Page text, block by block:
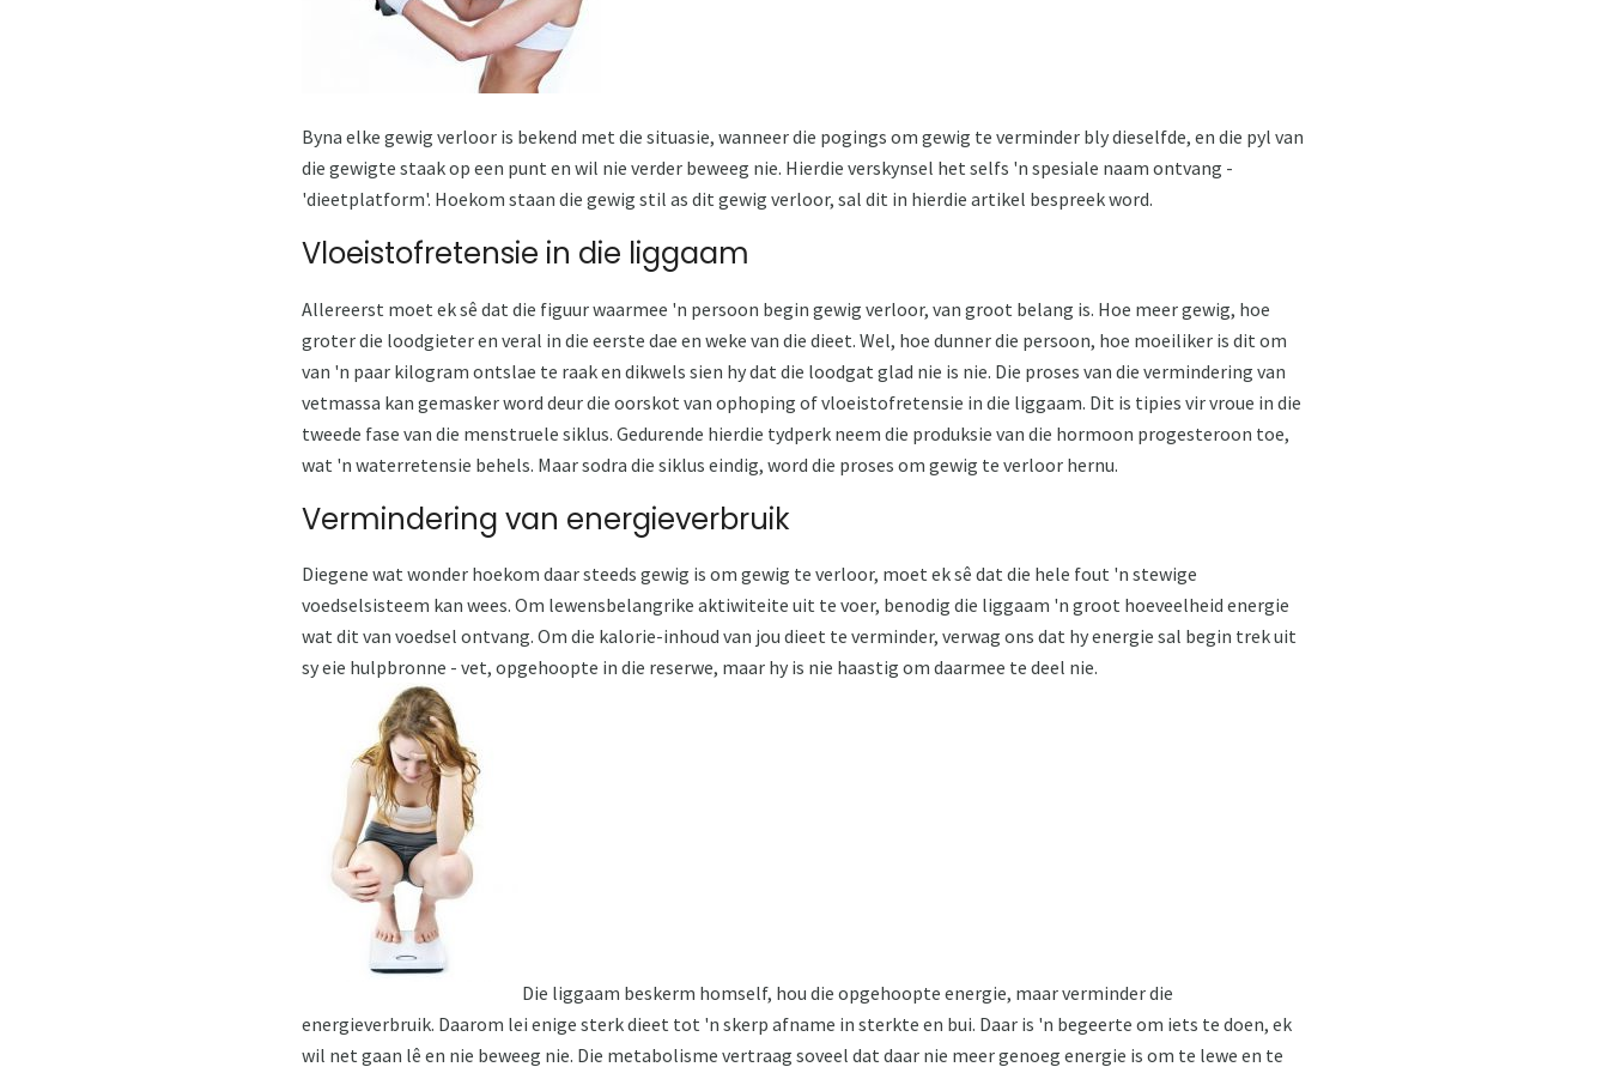
Byna elke gewig verloor is bekend met die situasie, wanneer die pogings om gewig te verminder bly dieselfde, en die pyl van
die gewigte staak op een punt en wil nie verder beweeg nie. Hierdie verskynsel het selfs 'n spesiale naam ontvang -
'dieetplatform'. Hoekom staan ​​die gewig stil as dit gewig verloor, sal dit in hierdie artikel bespreek word.
Vloeistofretensie in die liggaam
Allereerst moet ek sê dat die figuur waarmee 'n persoon begin gewig verloor, van groot belang is. Hoe meer gewig, hoe
groter die loodgieter en veral in die eerste dae en weke van die dieet. Wel, hoe dunner die persoon, hoe moeiliker is dit om
van 'n paar kilogram ontslae te raak en dikwels sien hy dat die loodgat glad nie is nie. Die proses van die vermindering van
vetmassa kan gemasker word deur die oorskot van ophoping of vloeistofretensie in die liggaam. Dit is tipies vir vroue in die
tweede fase van die menstruele siklus. Gedurende hierdie tydperk neem die produksie van die hormoon progesteroon toe,
wat 'n waterretensie behels. Maar sodra die siklus eindig, word die proses om gewig te verloor hernu.
Vermindering van energieverbruik
Diegene wat wonder hoekom daar steeds gewig is om gewig te verloor, moet ek sê dat die hele fout 'n stewige
voedselsisteem kan wees. Om lewensbelangrike aktiwiteite uit te voer, benodig die liggaam 'n groot hoeveelheid energie
wat dit van voedsel ontvang. Om die kalorie-inhoud van jou dieet te verminder, verwag ons dat hy energie sal begin trek uit
sy eie hulpbronne - vet, opgehoopte in die reserwe, maar hy is nie haastig om daarmee te deel nie.
Die liggaam beskerm homself, hou die opgehoopte energie, maar verminder die
energieverbruik. Daarom lei enige sterk dieet tot 'n skerp afname in sterkte en bui. Daar is 'n begeerte om iets te doen, ek
wil net gaan lê en nie beweeg nie. Die metabolisme vertraag soveel dat daar nie meer genoeg energie is om te lewe en te